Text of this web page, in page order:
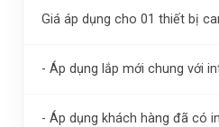
Giá áp dụng cho 01 thiết bị
- Áp dụng lắp mới chung với
- Áp dụng khách hàng đã có